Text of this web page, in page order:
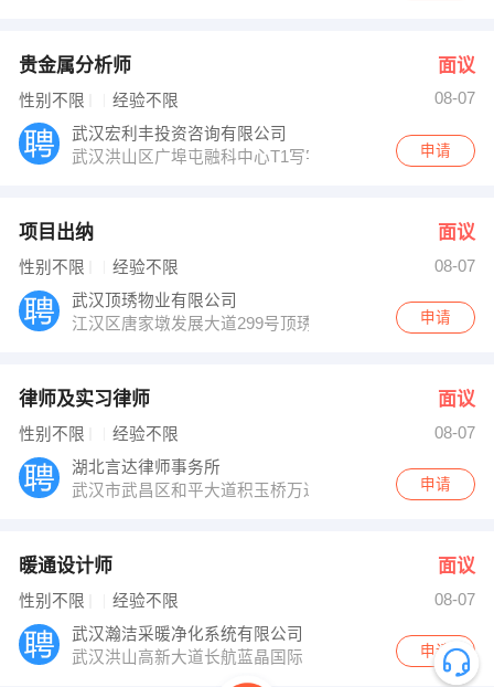
贵金属分析师 面议
性别不限 经验不限
08-07
武汉宏利丰投资咨询有限公司
武汉洪山区广埠屯融科中心T1写字楼1501
申请
项目出纳 面议
性别不限 经验不限
08-07
武汉顶琇物业有限公司
江汉区唐家墩发展大道299号顶琇物业办公室
申请
律师及实习律师 面议
性别不限 经验不限
08-07
湖北言达律师事务所
武汉市武昌区和平大道积玉桥万达广场9号楼408室
申请
暖通设计师 面议
性别不限 经验不限
08-07
武汉瀚洁采暖净化系统有限公司
武汉洪山高新大道长航蓝晶国际
申请